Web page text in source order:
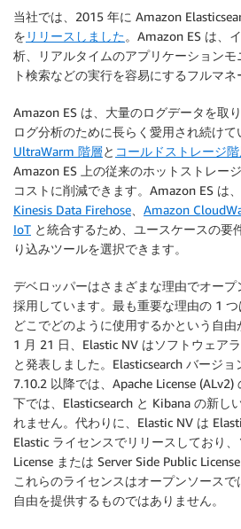
当社では、2015 年に Amazon
を リリースしました。Amazon ES は、
析、リアルタイムのアプリケーションモ
ト検索などの実行を容易にするフルマネ
Amazon ES は、大量のログデータを取
ログ分析のために長らく愛用され続けて
UltraWarm 階層と コールドストレージ
Amazon ES 上の従来のホットストレー
コストに削減できます。Amazon ES は、
Kinesis Data Firehose
Amazon
IoT と統合するため、ユースケースの要
り込みツールを選択できます。
デベロッパーはさまざまな理由でオー
採用しています。最も重要な理由の 1
どこでどのように使用するかという自
1 月 21 日、Elastic NV はソフトウェア
と発表しました。Elasticsearch バージ
7.10.2 以降では、Apache License
下では、Elasticsearch と Kibana の新し
れません。代わりに、Elastic NV は
Elastic ライセンスでリリースしており
License または Server Side Public
これらのライセンスはオープンソース
自由を提供するものではありません。